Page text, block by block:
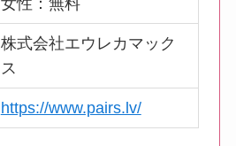
株式会社エウレカマック
ス
https://www.pairs.lv/